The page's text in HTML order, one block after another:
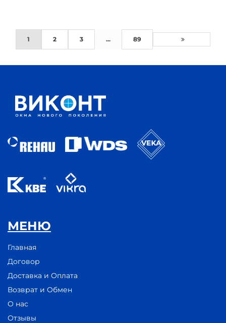
1 2 3 ... 89
МЕНЮ
Главная
Договор
Доставка и Оплата
Возврат и Обмен
О нас
Отзывы